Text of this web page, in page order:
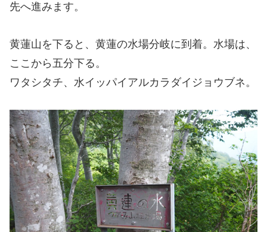
先へ進みます。
黄蓮山を下ると、黄蓮の水場分岐に到着。水場は、
ここから五分下る。
ワタシタチ、水イッパイアルカラダイジョウブネ。